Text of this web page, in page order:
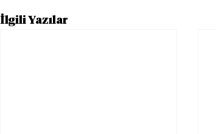
İlgili Yazılar